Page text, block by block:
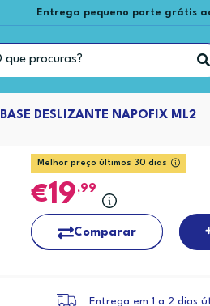
Entrega pequeno porte grátis
BASE DESLIZANTE NAPOFIX ML2
Melhor preço últimos 30 dias
19 ,99
Comparar
Entrega em 1 a 2 dias